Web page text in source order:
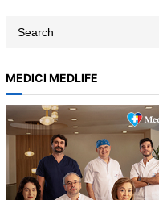
r
c
h
MEDICI MEDLIFE